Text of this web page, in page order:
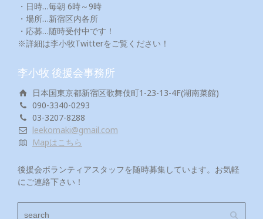
・日時…毎朝 6時～9時
・場所…新宿区内各所
・応募…随時受付中です！
※詳細は李小牧Twitterをご覧ください！
李小牧 後援会事務所
日本国東京都新宿区歌舞伎町1-23-13-4F(湖南菜館)
090-3340-0293
03-3207-8288
leekomaki@gmail.com
Mapはこちら
後援会ボランティアスタッフを随時募集しています。お気軽
にご連絡下さい！